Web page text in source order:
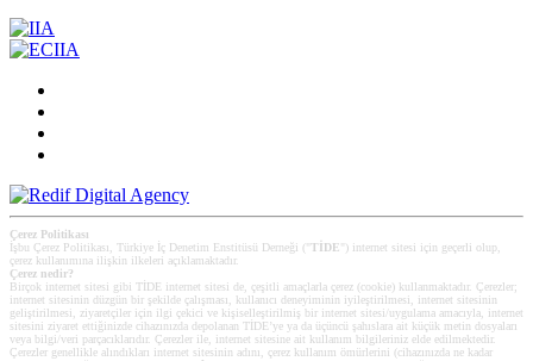
Çerez Politikası
İşbu Çerez Politikası, Türkiye İç Denetim Enstitüsü Derneği (" TİDE ") internet sitesi için geçerli olup,
çerez kullanımına ilişkin ilkeleri açıklamaktadır.
Çerez nedir?
Birçok internet sitesi gibi TİDE internet sitesi de, çeşitli amaçlarla çerez (cookie) kullanmaktadır. Çerezler;
internet sitesinin düzgün bir şekilde çalışması, kullanıcı deneyiminin iyileştirilmesi, internet sitesinin
geliştirilmesi, ziyaretçiler için ilgi çekici ve kişiselleştirilmiş bir internet sitesi/uygulama amacıyla, internet
sitesini ziyaret ettiğinizde cihazınızda depolanan TİDE’ye ya da üçüncü şahıslara ait küçük metin dosyaları
veya bilgi/veri parçacıklarıdır. Çerezler ile, internet sitesine ait kullanım bilgileriniz elde edilmektedir.
Çerezler genellikle alındıkları internet sitesinin adını, çerez kullanım ömürlerini (cihazınızda ne kadar